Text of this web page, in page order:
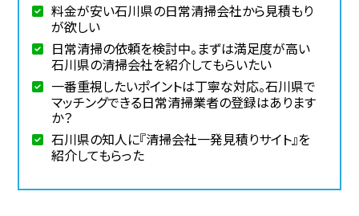
料金が安い石川県の日常清掃会社から見積もり
が欲しい
日常清掃の依頼を検討中。まずは満足度が高い
石川県の清掃会社を紹介してもらいたい
一番重視したいポイントは丁寧な対応。石川県で
マッチングできる日常清掃業者の登録はあります
か？
石川県の知人に『清掃会社一発見積りサイト』を
紹介してもらった